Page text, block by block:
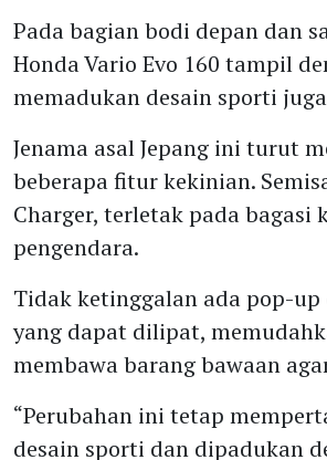
Pada bagian bodi depan dan
Honda Vario Evo 160 tampil
memadukan desain sporti
Jenama asal Jepang ini turut
beberapa fitur kekinian.
Charger, terletak pada bagasi
pengendara.
Tidak ketinggalan ada pop-up
yang dapat dilipat,
membawa barang bawaan
“Perubahan ini tetap
desain sporti dan dipadukan